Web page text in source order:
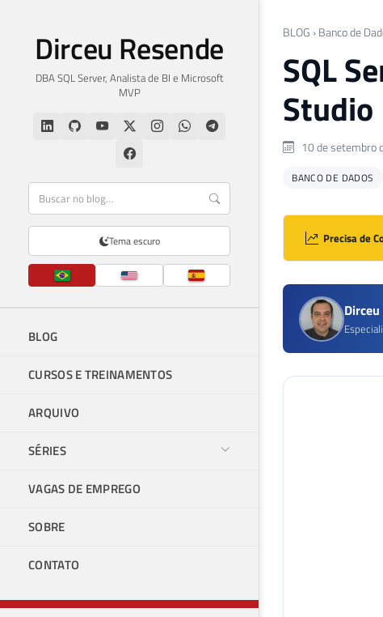
Dirceu Resende
DBA SQL Server, Analista de BI e Microsoft
MVP
Tema escuro
BLOG
CURSOS E TREINAMENTOS
ARQUIVO
SÉRIES
VAGAS DE EMPREGO
SOBRE
CONTATO
BLOG › Banco de
SQL
Studio
10 de setembro
BANCO DE DADOS
Precisa de